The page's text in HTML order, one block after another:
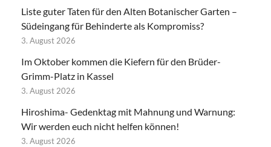
Liste guter Taten für den Alten Botanischer Garten –
Südeingang für Behinderte als Kompromiss?
3. August 2026
Im Oktober kommen die Kiefern für den Brüder-
Grimm-Platz in Kassel
3. August 2026
Hiroshima- Gedenktag mit Mahnung und Warnung:
Wir werden euch nicht helfen können!
3. August 2026